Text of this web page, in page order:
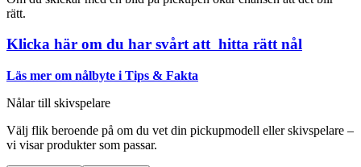
rätt.
Klicka här om du har svårt att hitta rätt nål
Läs mer om nålbyte i Tips & Fakta
Nålar till skivspelare
Välj flik beroende på om du vet din pickupmodell eller skivspelare –
vi visar produkter som passar.